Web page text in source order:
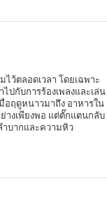
ว้ตลอดเวลา โดยเฉพาะ
ปกับการร้องเพลงและเล่น
อฤดูหนาวมาถึง อาหารใน
งเพียงพอ แต่ตั๊กแตนกลับ
บากและความหิว